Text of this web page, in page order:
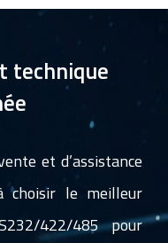
technique
et d’assistance
choisir le meilleur
422/485 pour